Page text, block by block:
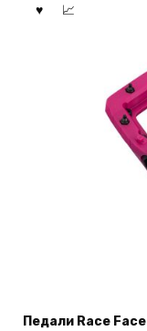
Педали Race